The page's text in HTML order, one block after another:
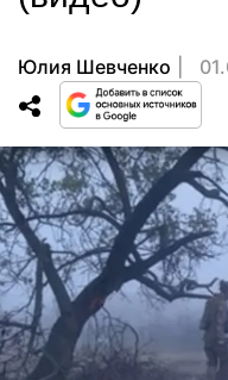
Юлия Шевченко